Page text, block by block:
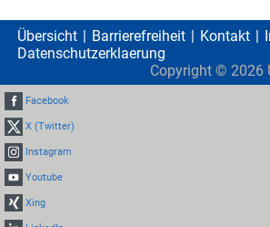
Übersicht Barrierefreiheit Kontakt
Datenschutzerklaerung
Copyright © 2026
Facebook
X (Twitter)
Instagram
Youtube
Xing